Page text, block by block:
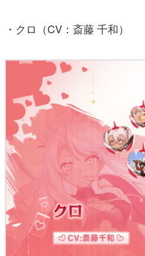
・クロ（CV：斎藤 千和）